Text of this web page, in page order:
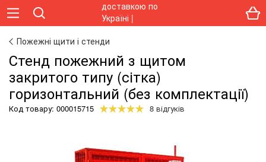
Пожежні щити і стенди
Стенд пожежний з щитом
закритого типу (сітка)
горизонтальний (без комплектації)
Код товару: 000015715 8 відгуків